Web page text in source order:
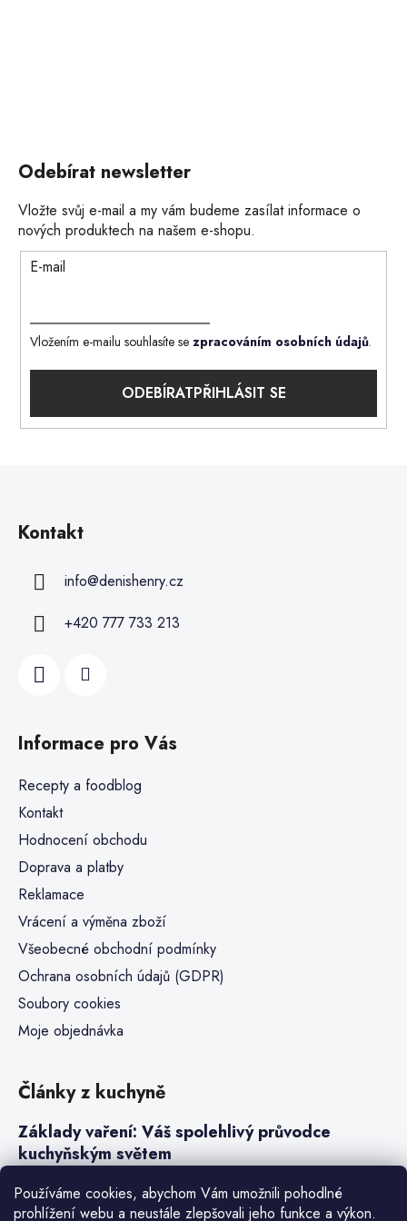
Používáme cookies, abychom Vám umožnili pohodlné
prohlížení webu a neustále zlepšovali jeho funkce a výkon.
Odebírat newsletter
Vložte svůj e-mail a my vám budeme zasílat informace o
nových produktech na našem e-shopu.
E-mail
Vložením e-mailu souhlasíte se zpracováním osobních údajů.
PŘIHLÁSIT SE
Kontakt
info@denishenry.cz
+420 777 733 213
Informace pro Vás
Recepty a foodblog
Kontakt
Hodnocení obchodu
Doprava a platby
Reklamace
Vrácení a výměna zboží
Všeobecné obchodní podmínky
Ochrana osobních údajů (GDPR)
Soubory cookies
Moje objednávka
Články z kuchyně
Základy vaření: Váš spolehlivý průvodce
kuchyňským světem
Steaky a sous-vide vaření